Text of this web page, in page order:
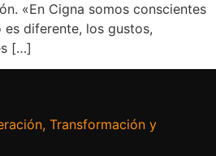
«En Cigna somos conscientes
diferente, los gustos,
[…]